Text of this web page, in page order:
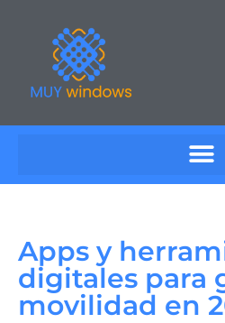
Apps y
digitales para
movilidad en